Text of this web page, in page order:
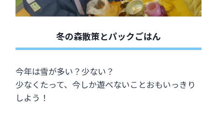
冬の森散策とパックごはん
今年は雪が多い？少ない？
少なくたって、今しか遊べないことおもいっきり
しよう！